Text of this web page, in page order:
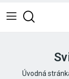
Úvodná